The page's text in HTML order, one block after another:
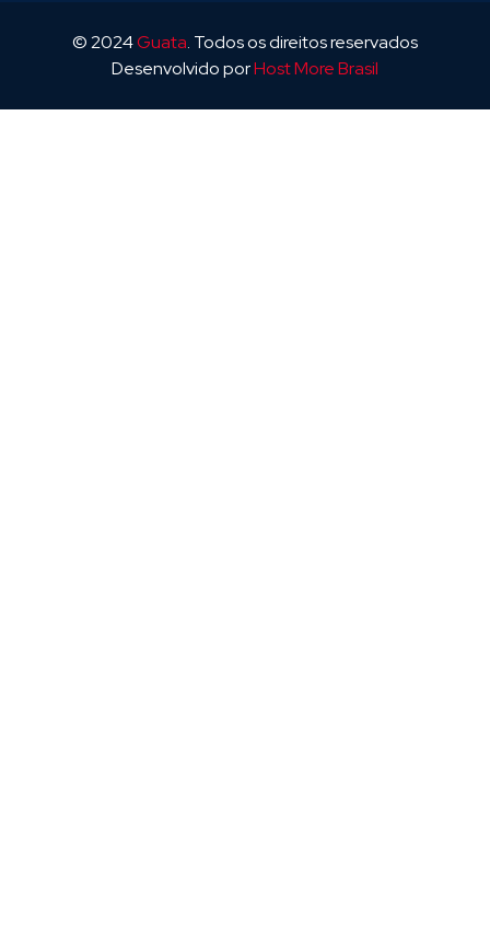
© 2024Guata. Todos os direitos reservados
Desenvolvido porHost More Brasil